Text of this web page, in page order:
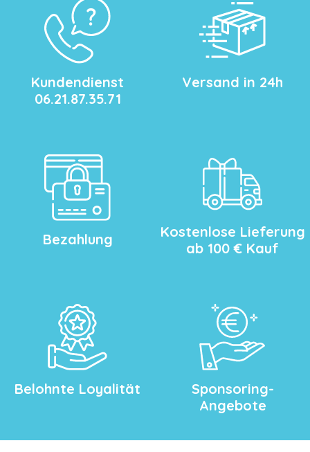
Kundendienst
06.21.87.35.71
Versand in 24h
Bezahlung
Kostenlose Lieferung
ab 100 € Kauf
Belohnte Loyalität
Sponsoring-
Angebote